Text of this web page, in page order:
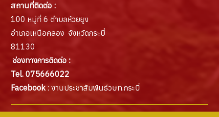
สถานที่ติดต่อ :
100 หมู่ที่ 6 ตำบลห้วยยูง
อำเภอเหนือคลอง จังหวัดกระบี่
81130
ช่องทางการติดต่อ :
Tel. 075666022
Facebook: งานประชาสัมพันธ์วษท.กระบี่